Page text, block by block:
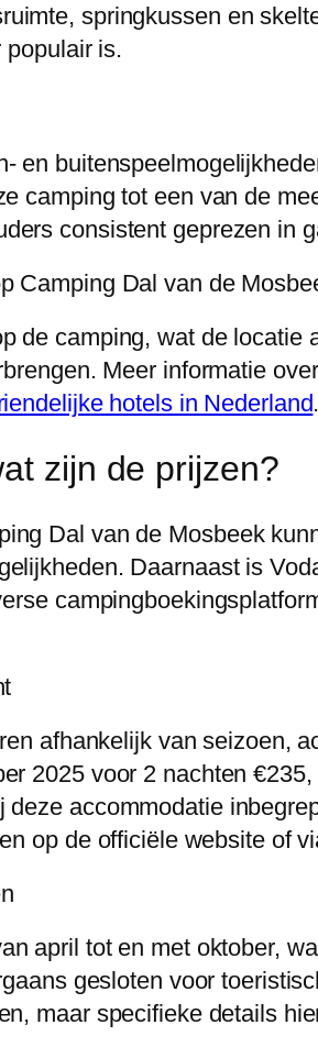
springkussen en
is.
en
camping tot een van de
consistent geprezen in
Camping Dal van de
de camping, wat de
Meer informatie
hotels in Nederland.
zijn de prijzen?
Dal van de Mosbeek
Daarnaast is
afhankelijk van seizoen,
2025 voor 2 nachten
deze accommodatie
op de officiële website of
april tot en met oktober,
gesloten voor
maar specifieke details